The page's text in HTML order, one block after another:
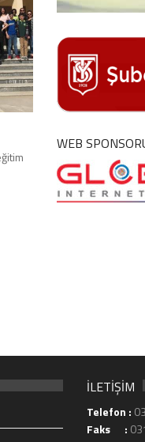
WEB
İLETİŞİM
Telefon :
Faks :